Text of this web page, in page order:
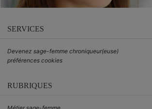
SERVICES
Devenez sage-femme chroniqueur(euse)
préférences cookies
RUBRIQUES